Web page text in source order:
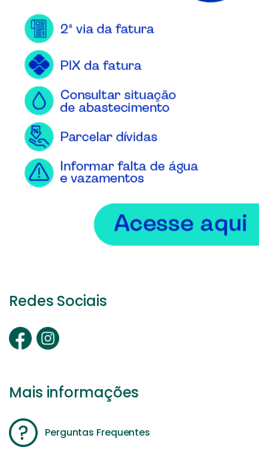
Redes Sociais
Mais informações
Perguntas Frequentes